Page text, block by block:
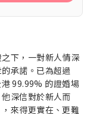
下，一對新人情深
承諾。已為超過
99.99% 的證婚場
深信對於新人而
來得更實在、更難